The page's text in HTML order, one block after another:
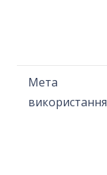
Мета
використання